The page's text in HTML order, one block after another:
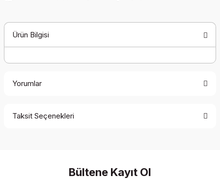
Ürün Bilgisi
Yorumlar
Taksit Seçenekleri
Bültene Kayıt Ol